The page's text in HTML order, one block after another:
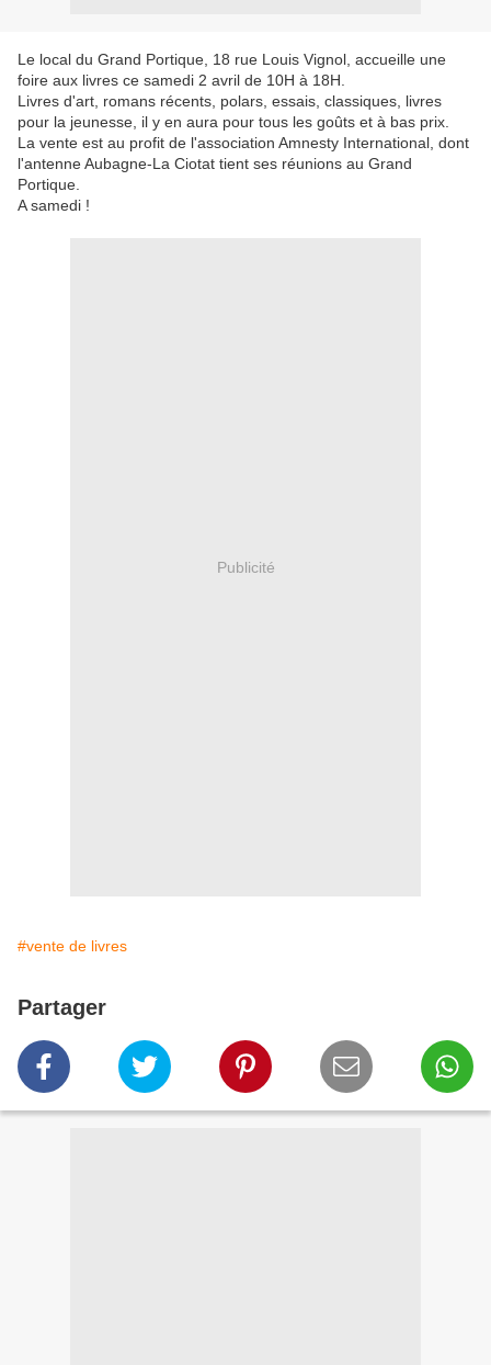
Le local du Grand Portique, 18 rue Louis Vignol, accueille une
foire aux livres ce samedi 2 avril de 10H à 18H.
Livres d'art, romans récents, polars, essais, classiques, livres
pour la jeunesse, il y en aura pour tous les goûts et à bas prix.
La vente est au profit de l'association Amnesty International, dont
l'antenne Aubagne-La Ciotat tient ses réunions au Grand
Portique.
A samedi !
Publicité
#vente de livres
Partager